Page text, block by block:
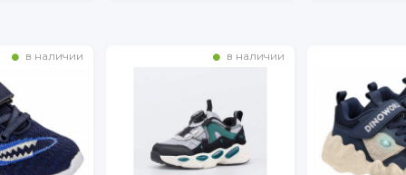
в наличии в наличии